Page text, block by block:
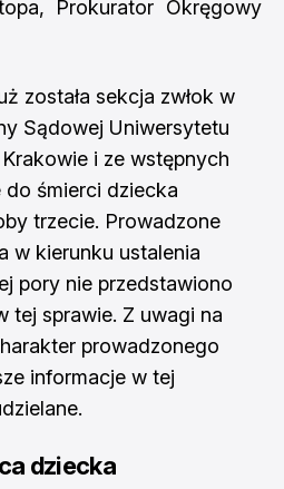
Prokurator Okręgowy
została sekcja zwłok w
Sądowej Uniwersytetu
i ze wstępnych
śmierci dziecka
trzecie. Prowadzone
w kierunku ustalenia
pory nie przedstawiono
tej sprawie. Z uwagi na
prowadzonego
informacje w tej
dziecka